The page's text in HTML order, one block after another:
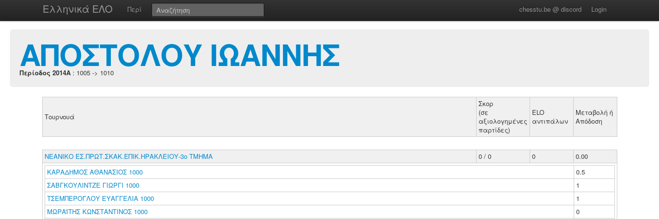
Ελληνικά ΕΛΟ Περί chesstu.be @ discord Login
ΑΠΟΣΤΟΛΟΥ ΙΩΑΝΝΗΣ
Περίοδος 2014A : 1005 -> 1010
Τουρνουά
Σκορ
(σε
αξιολογημένες
παρτίδες)
ELO
αντιπάλων
Μεταβολή ή
Απόδοση
ΝΕΑΝΙΚΟ ΕΣ.ΠΡΩΤ.ΣΚΑΚ.ΕΠΙΚ.ΗΡΑΚΛΕΙΟΥ-3ο ΤΜΗΜΑ 0 / 0 0
0.00
ΚΑΡΑΔΗΜΟΣ ΑΘΑΝΑΣΙΟΣ 1000
0.5
ΣΑΒΓΚΟΥΛΙΝΤΖΕ ΓΙΩΡΓΙ 1000
1
ΤΣΕΜΠΕΡΟΓΛΟΥ ΕΥΑΓΓΕΛΙΑ 1000
1
ΜΩΡΑΪΤΗΣ ΚΩΝΣΤΑΝΤΙΝΟΣ 1000
0